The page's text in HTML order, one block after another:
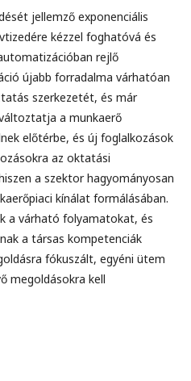
jellemző exponenciális
kézzel foghatóvá és
rejlő
újabb forradalma várhatóan
szerkezetét, és már
a munkaerő
előtérbe, és új foglalkozások
az oktatási
a szektor hagyományosan
kínálat formálásában.
a várható folyamatokat, és
a társas kompetenciák
fókuszált, egyéni ütem
megoldásokra kell